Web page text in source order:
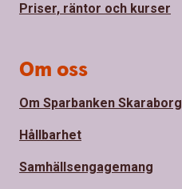
Priser, räntor och kurser
Om oss
Om Sparbanken Skaraborg
Hållbarhet
Samhällsengagemang